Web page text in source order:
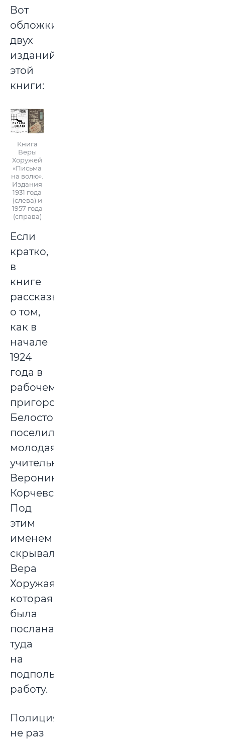
Вот
обложки
двух
изданий
этой
книги:
Книга
Веры
Хоружей
«Письма
на волю».
Издания
1931 года
(слева) и
1957 года
(справа)
Если
кратко,
в
книге
рассказывается
о том,
как в
начале
1924
года в
рабочем
пригороде
Белостока
поселилась
молодая
учительница
Вероника
Корчевская.
Под
этим
именем
скрывалась
Вера
Хоружая,
которая
была
послана
туда
на
подпольную
работу.
Полиция
не раз